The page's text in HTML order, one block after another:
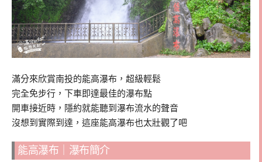
滿分來欣賞南投的能高瀑布，超級輕鬆
完全免步行，下車即達最佳的瀑布點
開車接近時，隱約就能聽到瀑布流水的聲音
沒想到實際到達，這座能高瀑布也太壯觀了吧
能高瀑布｜瀑布簡介